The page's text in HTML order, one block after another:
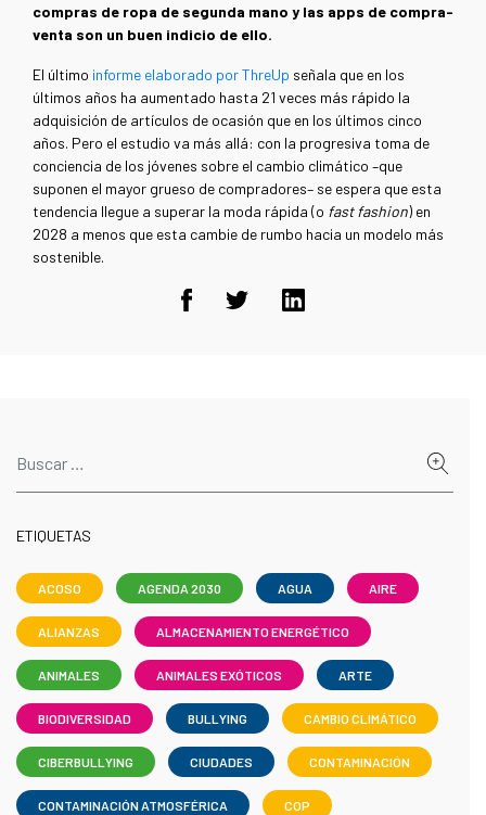
compras de ropa de segunda mano y las apps de compra-
venta son un buen indicio de ello.
El último informe elaborado por ThreUp señala que en los
últimos años ha aumentado hasta 21 veces más rápido la
adquisición de artículos de ocasión que en los últimos cinco
años. Pero el estudio va más allá: con la progresiva toma de
conciencia de los jóvenes sobre el cambio climático –que
suponen el mayor grueso de compradores– se espera que esta
tendencia llegue a superar la moda rápida (o fast fashion) en
2028 a menos que esta cambie de rumbo hacia un modelo más
sostenible.
ETIQUETAS
ACOSO AGENDA 2030 AGUA AIRE
ALIANZAS ALMACENAMIENTO ENERGÉTICO
ANIMALES ANIMALES EXÓTICOS ARTE
BIODIVERSIDAD BULLYING CAMBIO CLIMÁTICO
CIBERBULLYING CIUDADES CONTAMINACIÓN
CONTAMINACIÓN ATMOSFÉRICA COP